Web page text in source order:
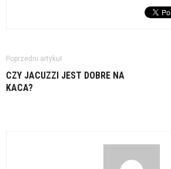
Poprzedni artykuł
CZY JACUZZI JEST DOBRE NA
KACA?